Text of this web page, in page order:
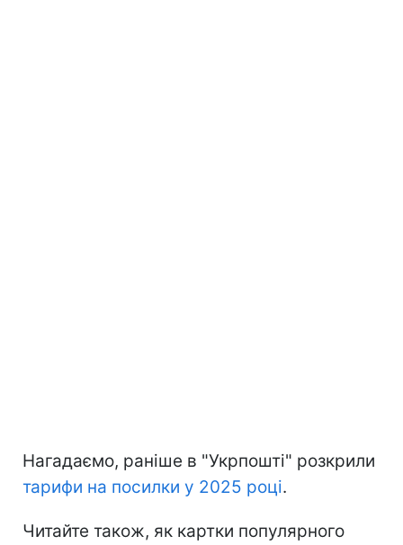
Нагадаємо, раніше в "Укрпошті" розкрили
тарифи на посилки у 2025 році.
Читайте також, як картки популярного